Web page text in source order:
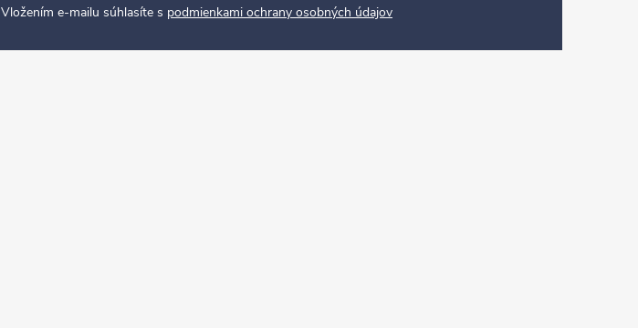
Vložením e-mailu súhlasíte s podmienkami ochrany osobných údajov